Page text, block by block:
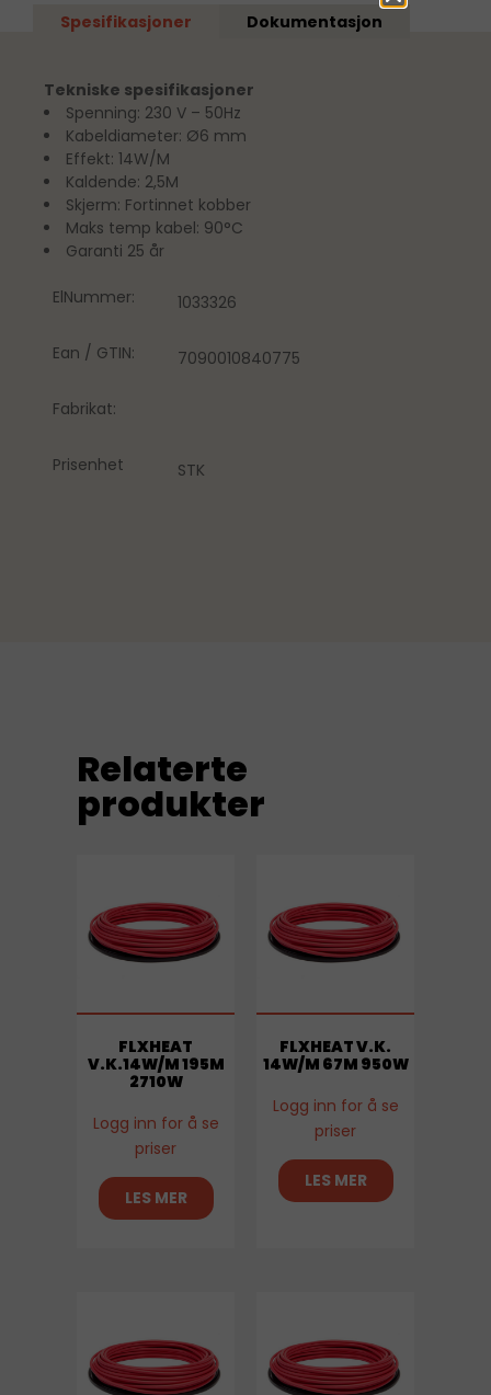
Spesifikasjoner Dokumentasjon
Tekniske spesifikasjoner
Spenning: 230 V – 50Hz
Kabeldiameter: Ø6 mm
Effekt: 14W/M
Kaldende: 2,5M
Skjerm: Fortinnet kobber
Maks temp kabel: 90°C
Garanti 25 år
ElNummer: 1033326
Ean / GTIN: 7090010840775
Fabrikat:
Prisenhet STK
Relaterte
produkter
FLXHEAT
V.K.14W/M 195M
2710W
Logg inn for å se
priser
LES MER
FLXHEAT V.K.
14W/M 67M 950W
Logg inn for å se
priser
LES MER